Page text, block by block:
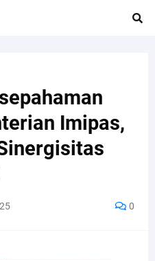
Imipas,
0